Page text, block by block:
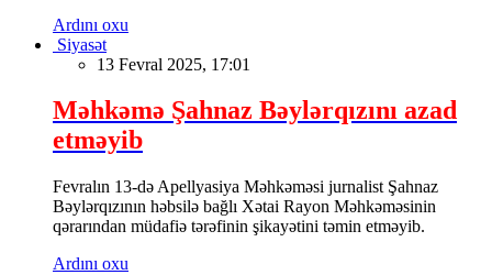
Ardını oxu
Siyasət
13 Fevral 2025, 17:01
Məhkəmə Şahnaz Bəylərqızını azad
etməyib
Fevralın 13-də Apellyasiya Məhkəməsi jurnalist Şahnaz
Bəylərqızının həbsilə bağlı Xətai Rayon Məhkəməsinin
qərarından müdafiə tərəfinin şikayətini təmin etməyib.
Ardını oxu